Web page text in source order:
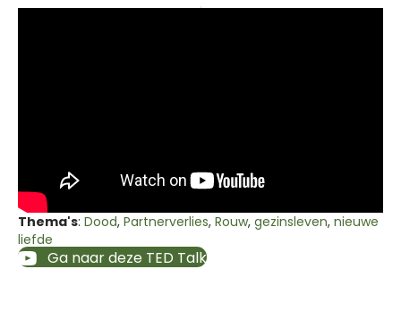
Thema's: Dood, Partnerverlies, Rouw, gezinsleven, nieuwe
liefde
Ga naar deze TED Talk